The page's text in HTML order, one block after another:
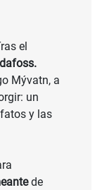
el
Mývatn, a
un
y las
de